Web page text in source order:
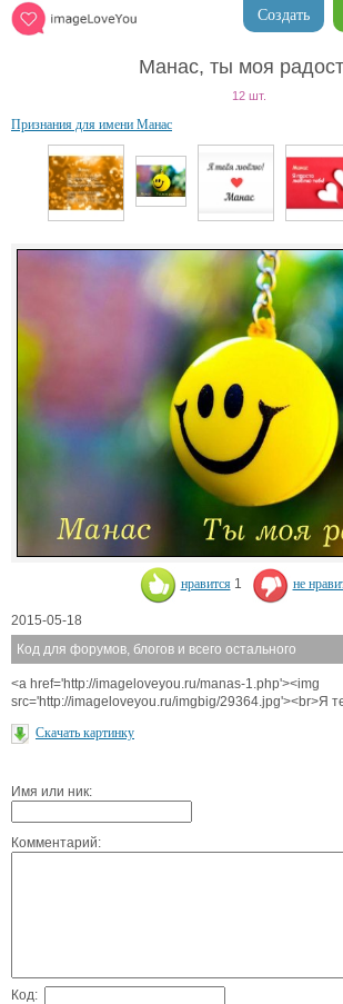
Создать
Манас, ты моя
12 шт.
Признания для имени Манас
нравится 1 не
2015-05-18
Код для форумов, блогов и всего остального
<a href='http://imageloveyou.ru/manas-1.php'><img
src='http://imageloveyou.ru/imgbig/29364.jpg'><br>Я
Скачать картинку
Имя или ник:
Комментарий:
Код: